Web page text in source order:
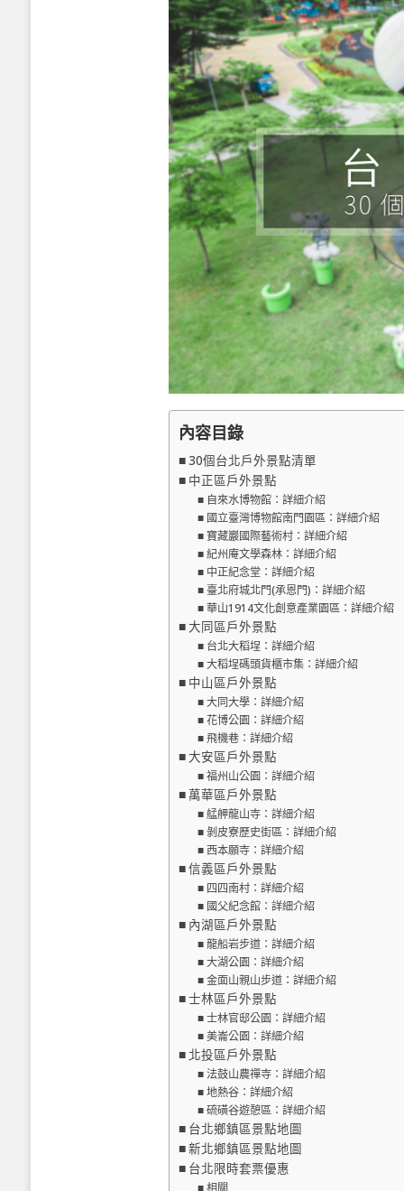
內容目錄
30個台北戶外景點清單
中正區戶外景點
自來水博物館：詳細介紹
國立臺灣博物館南門園區：詳細介紹
寶藏巖國際藝術村：詳細介紹
紀州庵文學森林：詳細介紹
中正紀念堂：詳細介紹
臺北府城北門(承恩門)：詳細介紹
華山1914文化創意產業園區：詳細介紹
大同區戶外景點
台北大稻埕：詳細介紹
大稻埕碼頭貨櫃市集：詳細介紹
中山區戶外景點
大同大學：詳細介紹
花博公園：詳細介紹
飛機巷：詳細介紹
大安區戶外景點
福州山公園：詳細介紹
萬華區戶外景點
艋舺龍山寺：詳細介紹
剝皮寮歷史街區：詳細介紹
西本願寺：詳細介紹
信義區戶外景點
四四南村：詳細介紹
國父紀念館：詳細介紹
內湖區戶外景點
龍船岩步道：詳細介紹
大湖公園：詳細介紹
金面山親山步道：詳細介紹
士林區戶外景點
士林官邸公園：詳細介紹
美崙公園：詳細介紹
北投區戶外景點
法鼓山農禪寺：詳細介紹
地熱谷：詳細介紹
硫磺谷遊憩區：詳細介紹
台北鄉鎮區景點地圖
新北鄉鎮區景點地圖
台北限時套票優惠
相關